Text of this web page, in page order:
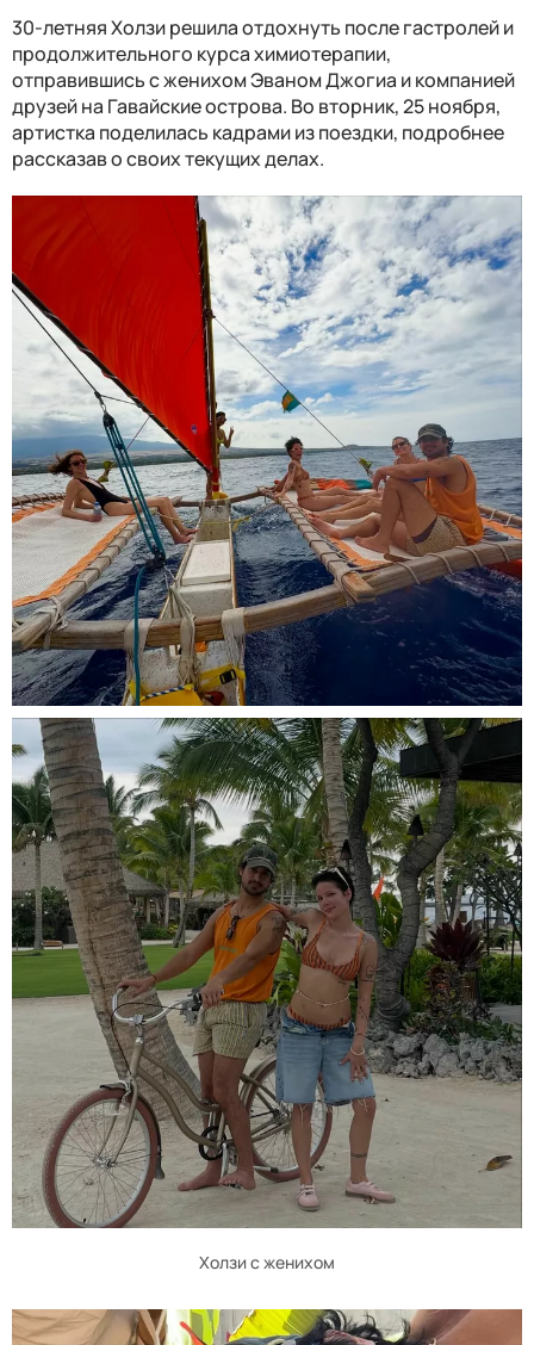
30-летняя Холзи решила отдохнуть после гастролей и
продолжительного курса химиотерапии,
отправившись с женихом Эваном Джогиа и компанией
друзей на Гавайские острова. Во вторник, 25 ноября,
артистка поделилась кадрами из поездки, подробнее
рассказав о своих текущих делах.
Холзи с женихом